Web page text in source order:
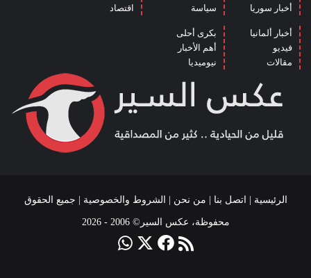
أخبار سوريا
سياسة
اقتصاد
أخبار ألمانيا
فيديو
مقالات
بكرى أحلى
أهم الأخبار
نيوميديا
الرئيسية اتصل بنا من نحن الشروط والخصوصية | جميع الحقوق
محفوظة، عكس السير© 2006 - 2026